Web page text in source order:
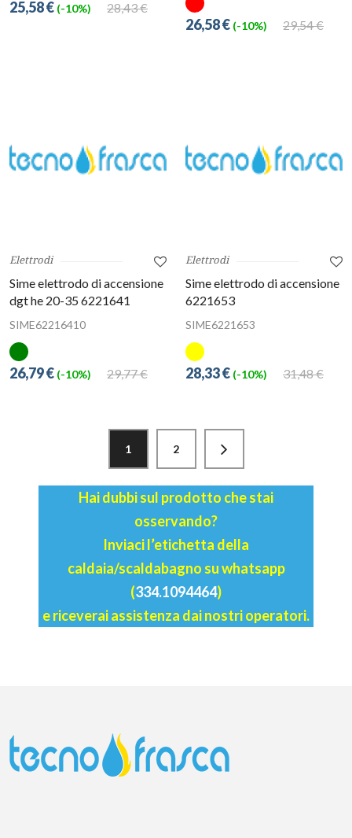
28,43 €
25,58 € (-10%)
29,54 €
26,58 € (-10%)
Elettrodi
Sime elettrodo di accensione
dgt he 20-35 6221641
SIME62216410
29,77 €
26,79 € (-10%)
Elettrodi
Sime elettrodo di accensione
6221653
SIME6221653
31,48 €
28,33 € (-10%)
1 2
Hai dubbi sul prodotto che stai
osservando?
Inviaci l’etichetta della
caldaia/scaldabagno su whatsapp
(334.1094464)
e riceverai assistenza dai nostri operatori.